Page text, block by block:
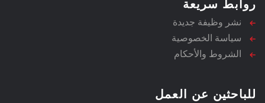
روابط سريعة
نشر وظيفة جديدة
سياسة الخصوصية
الشروط والأحكام
للباحثين عن العمل